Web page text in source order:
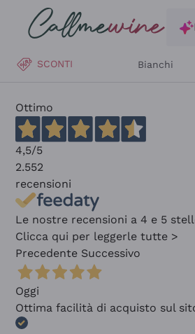
Salta al contenuto principale
SCONTI Bianchi
Ottimo
4,5/5
2.552
recensioni
Le nostre recensioni a 4 e 5
Clicca qui per leggerle tutte >
Precedente Successivo
Oggi
Ottima facilità di acquisto sul